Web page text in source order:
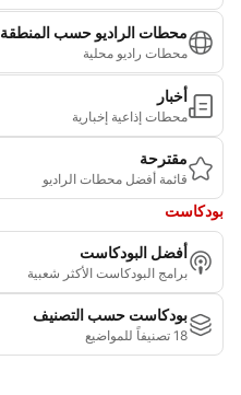
محطات الراديو حسب المنطقة
محطات راديو محلية
أخبار
محطات إذاعية إخبارية
مقترحة
قائمة أفضل محطات الراديو
بودكاست
أفضل البودكاست
برامج البودكاست الأكثر شعبية
بودكاست حسب التصنيف
18 تصنيفاً للمواضيع